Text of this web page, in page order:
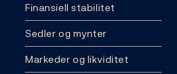
Finansiell stabilitet
Sedler og mynter
Markeder og likviditet